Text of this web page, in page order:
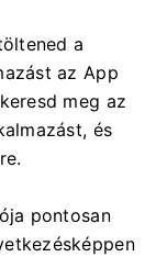
a
az App
meg az
és
pontosan